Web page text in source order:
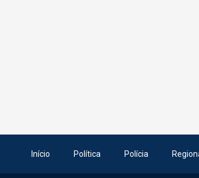
Início Política Polícia